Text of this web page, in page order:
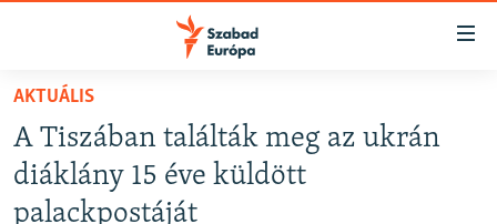
Akadálymentes
Ugrás
fő
oldalra
Ugrás
NAPIRENDEN
AKTUÁLIS
PODCASTOK
AKTUÁLIS
A Tiszában találták meg az ukrán
diáklány 15 éve küldött
palackpostáját
FELIRATKOZÁS